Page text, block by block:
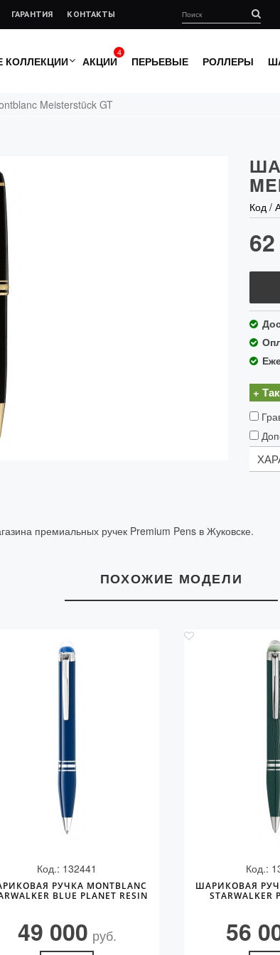
ГАРАНТИЯ КОНТАКТЫ
КОЛЛЕКЦИИ
4
АКЦИИ ПЕРЬЕВЫЕ РОЛЛЕРЫ
Meisterstück GT
Код /
+
премиальных ручек Premium Pens в Жуковске.
ПОХОЖИЕ МОДЕЛИ
Код.: 132441
РУЧКА MONTBLANC
BLUE PLANET RESIN
49 000 руб.
Код.:
ШАРИКОВАЯ
STARWALKER
56